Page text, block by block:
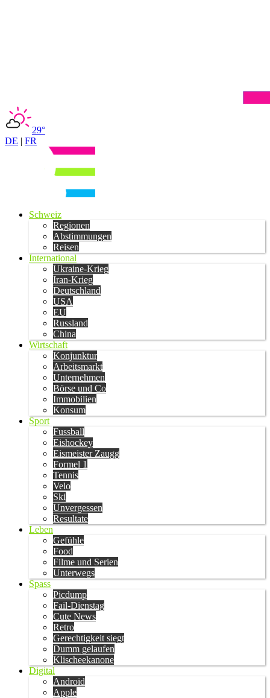
29°
DE | FR
Schweiz
Regionen
Abstimmungen
Reisen
International
Ukraine-Krieg
Iran-Krieg
Deutschland
USA
EU
Russland
China
Wirtschaft
Konjunktur
Arbeitsmarkt
Unternehmen
Börse und Co
Immobilien
Konsum
Sport
Fussball
Eishockey
Eismeister Zaugg
Formel 1
Tennis
Velo
Ski
Unvergessen
Resultate
Leben
Gefühle
Food
Filme und Serien
Unterwegs
Spass
Picdump
Fail-Dienstag
Cute News
Retro
Gerechtigkeit siegt
Dumm gelaufen
Klischeekanone
Digital
Android
Apple